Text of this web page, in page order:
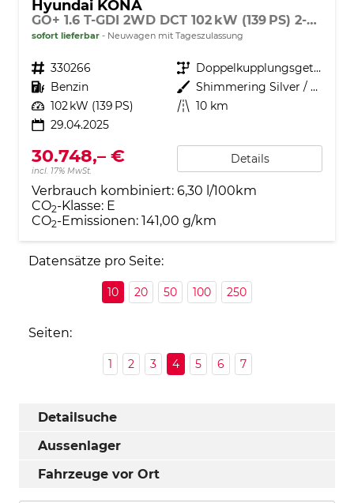
Hyundai KONA
GO+ 1.6 T-GDI 2WD DCT 102 kW (139 PS) 2-Zonen-Klimaautomatik, Sitzheizung, Lenkradheizung, DAB, Android Auto, Apple CarPlay, Navigationssystem, Induktionsladestation, LED-Scheinwerfer, 18 Zoll Leichtmetallfelgen, uvm
sofort lieferbar Neuwagen mit Tageszulassung
Fahrzeugnr. 330266 Getriebe
Doppelkupplungsgetriebe (DSG)
Kraftstoff Benzin Außenfarbe
Shimmering Silver / Schwarz
Leistung 102 kW (139 PS) Kilometerstand 10 km
29.04.2025
30.748,– €
incl. 17% MwSt.
Details
Verbrauch kombiniert: 6,30 l/100km
CO2-Klasse: E
CO2-Emissionen: 141,00 g/km
Datensätze pro Seite:
10 20 50 100 250
Seiten:
1 2 3 4 5 6 7
Detailsuche
Aussenlager
Fahrzeuge vor Ort